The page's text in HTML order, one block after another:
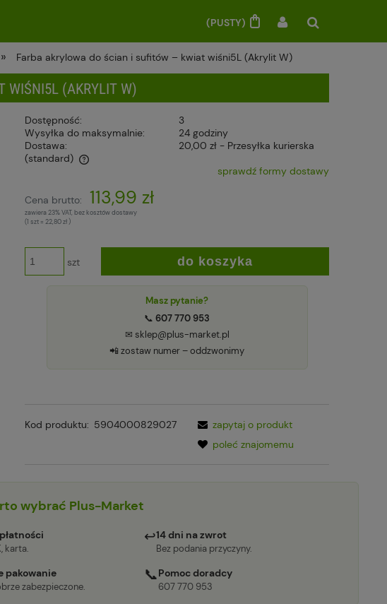
(PUSTY)
» Farba akrylowa do ścian i sufitów – kwiat wiśni5L (Akrylit W)
WIŚNI5L (AKRYLIT W)
Dostępność:
3
Wysyłka do maksymalnie:
24 godziny
Dostawa:
20,00 zł - Przesyłka kurierska
(standard)
sprawdź formy dostawy
Cena brutto: 113,99 zł
zawiera 23% VAT, bez kosztów dostawy
(1szt=22,80 zł )
szt do koszyka
Masz pytanie?
📞607 770 953
✉ sklep@plus-market.pl
📲 zostaw numer – oddzwonimy
Kod produktu: 5904000829027
zapytaj o produkt
poleć znajomemu
wybrać Plus-Market
karta.
↩14 dni na zwrot
Bez podania przyczyny.
pakowanie
zabezpieczone.
📞Pomoc doradcy
607 770 953